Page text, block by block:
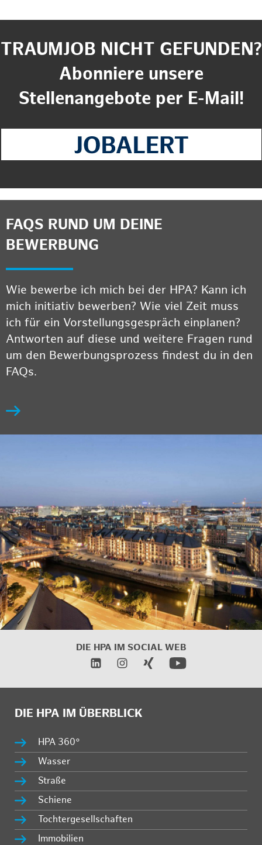
TRAUMJOB NICHT GEFUNDEN?
Abonniere unsere
Stellenangebote per E-Mail!
FAQS RUND UM DEINE
BEWERBUNG
Wie bewerbe ich mich bei der HPA? Kann ich
mich initiativ bewerben? Wie viel Zeit muss
ich für ein Vorstellungsgespräch einplanen?
Antworten auf diese und weitere Fragen rund
um den Bewerbungsprozess findest du in den
FAQs.
DIE HPA IM SOCIAL WEB
DIE HPA IM ÜBERBLICK
HPA 360°
Wasser
Straße
Schiene
Tochtergesellschaften
Immobilien